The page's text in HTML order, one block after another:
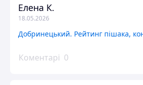
Елена К.
18.05.2026
Коментарі 0